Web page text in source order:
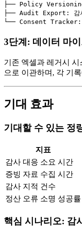
├── Policy
├── Audit Export: 감
3단계: 데이터 마
기존 엑셀과 레거시 시
으로 이관하며, 각 기
기대 효과
기대할 수 있는 정
지표
감사 대응 소요 시간
증빙 자료 수집 시간
감사 지적 건수
정산 오류 소명 성공률
핵심 시나리오: 감